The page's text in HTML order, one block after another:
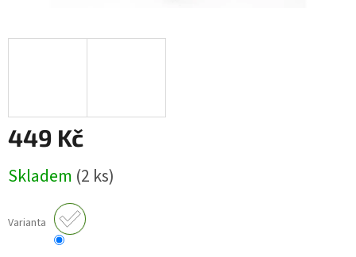
449 Kč
Skladem (2 ks)
Varianta